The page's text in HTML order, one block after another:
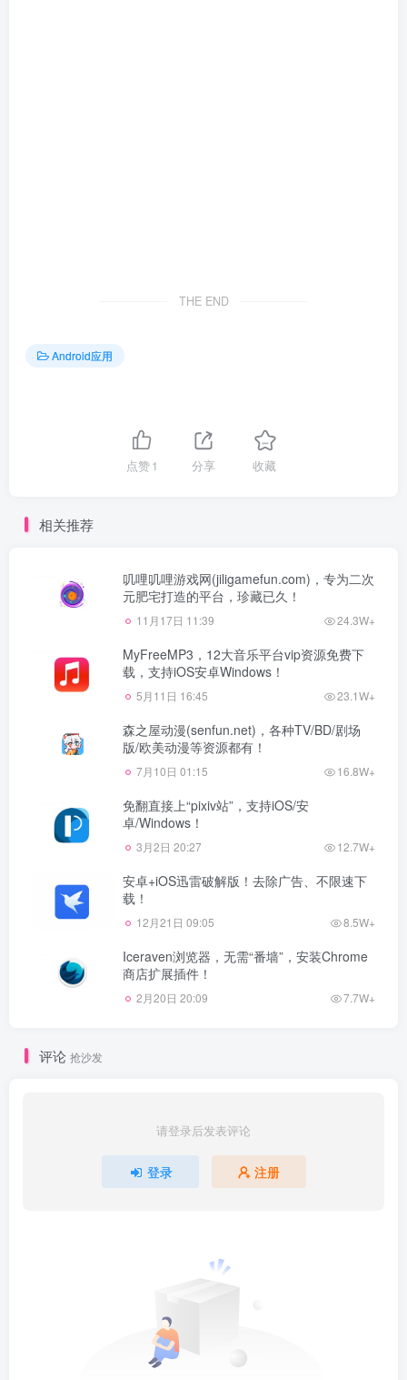
THE END
Android应用
点赞1 分享 收藏
相关推荐
叽哩叽哩游戏网(jiligamefun.com)，专为二次
元肥宅打造的平台，珍藏已久！
11月17日 11:39 24.3W+
MyFreeMP3，12大音乐平台vip资源免费下
载，支持iOS安卓Windows！
5月11日 16:45 23.1W+
森之屋动漫(senfun.net)，各种TV/BD/剧场
版/欧美动漫等资源都有！
7月10日 01:15 16.8W+
免翻直接上“pixiv站”，支持iOS/安
卓/Windows！
3月2日 20:27 12.7W+
安卓+iOS迅雷破解版！去除广告、不限速下
载！
12月21日 09:05 8.5W+
Iceraven浏览器，无需“番墙”，安装Chrome
商店扩展插件！
2月20日 20:09 7.7W+
评论 抢沙发
请登录后发表评论
登录 注册